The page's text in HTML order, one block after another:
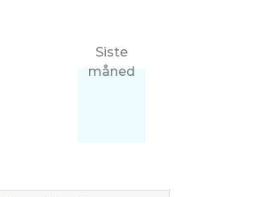
Siste
måned